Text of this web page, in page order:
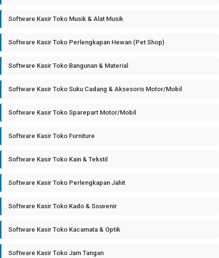
Software Kasir Toko Musik & Alat Musik
Software Kasir Toko Perlengkapan Hewan (Pet Shop)
Software Kasir Toko Bangunan & Material
Software Kasir Toko Suku Cadang & Aksesoris Motor/Mobil
Software Kasir Toko Sparepart Motor/Mobil
Software Kasir Toko Furniture
Software Kasir Toko Kain & Tekstil
Software Kasir Toko Perlengkapan Jahit
Software Kasir Toko Kado & Souvenir
Software Kasir Toko Kacamata & Optik
Software Kasir Toko Jam Tangan